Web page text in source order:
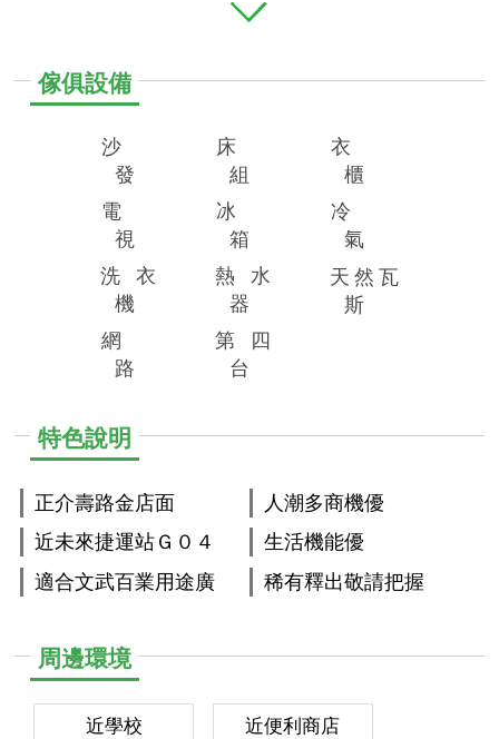
傢俱設備
沙
發
電
視
洗
衣
機
網
路
床
組
冰
箱
熱
水
器
第
四
台
衣
櫃
冷
氣
天 然 瓦
斯
特色說明
正介壽路金店面
近未來捷運站Ｇ０４
適合文武百業用途廣
人潮多商機優
生活機能優
稀有釋出敬請把握
周邊環境
近學校 近便利商店